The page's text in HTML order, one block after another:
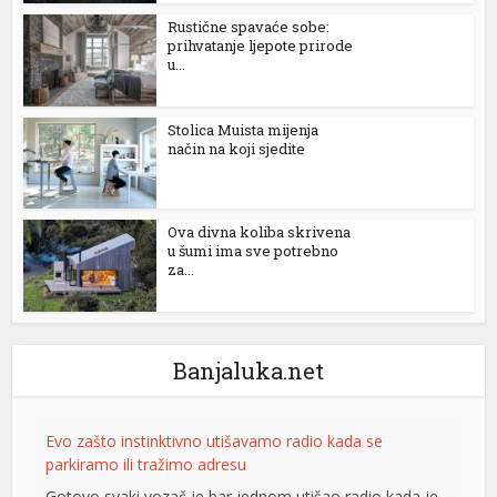
Rustične spavaće sobe:
prihvatanje ljepote prirode
u...
Stolica Muista mijenja
način na koji sjedite
Ova divna koliba skrivena
u šumi ima sve potrebno
za...
Banjaluka.net
Evo zašto instinktivno utišavamo radio kada se
parkiramo ili tražimo adresu